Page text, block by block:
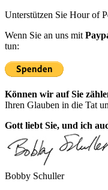
Unterstützen Sie Hour of
Wenn Sie an uns mit
tun:
Können wir auf Sie
Ihren Glauben in die Tat
Gott liebt Sie, und ich
Bobby Schuller